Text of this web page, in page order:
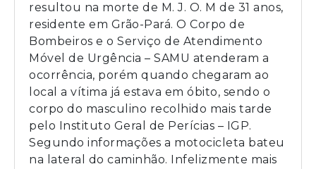
resultou na morte de M. J. O. M de 31 anos,
residente em Grão-Pará. O Corpo de
Bombeiros e o Serviço de Atendimento
Móvel de Urgência – SAMU atenderam a
ocorrência, porém quando chegaram ao
local a vítima já estava em óbito, sendo o
corpo do masculino recolhido mais tarde
pelo Instituto Geral de Perícias – IGP.
Segundo informações a motocicleta bateu
na lateral do caminhão. Infelizmente mais